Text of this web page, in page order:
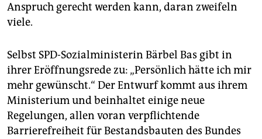
Anspruch gerecht werden kann, daran zweifeln
viele.
Selbst SPD-Sozialministerin Bärbel Bas gibt in
ihrer Eröffnungsrede zu: „Persönlich hätte ich mir
mehr gewünscht.“ Der Entwurf kommt aus ihrem
Ministerium und beinhaltet einige neue
Regelungen, allen voran verpflichtende
Barrierefreiheit für Bestandsbauten des Bundes